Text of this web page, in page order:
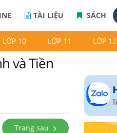
TÀI LIỆU SÁCH
LỚP 10 LỚP 11 LỚP 12
và Tiền
Trang sau